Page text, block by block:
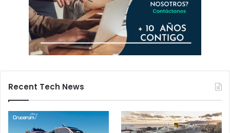
Recent Tech News